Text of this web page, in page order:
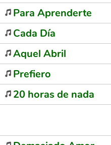
Para Aprenderte
Cada Día
Aquel Abril
Prefiero
20 horas de nada